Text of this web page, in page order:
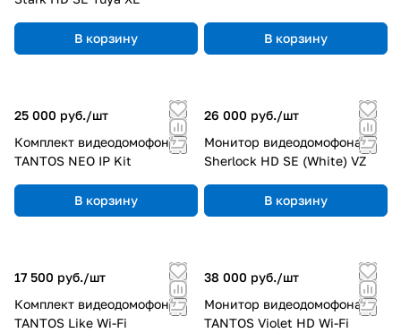
Долговечность.
000 часов в сложных условиях эксплуатации.
повышают точность детекции, сокращают ложные
тревоги и автоматизируют процессы.
протоколов позволяет объединять оборудование
Tantos с системами других производителей.
Удобство использования.
Интуитивное мобильное
приложение vhOme (версии до 2.2) даёт удалённый
доступ и управление с любого устройства
В корзину В корзину
25 000 руб./шт
Комплект видеодомофона
TANTOS NEO IP Kit
В корзину
26 000 руб./шт
Монитор видеодомофона
Sherlock HD SE (White) VZ
В корзину
17 500 руб./шт
Комплект видеодомофона
TANTOS Like Wi-Fi
38 000 руб./шт
Монитор видеодомофона
TANTOS Violet HD Wi-Fi